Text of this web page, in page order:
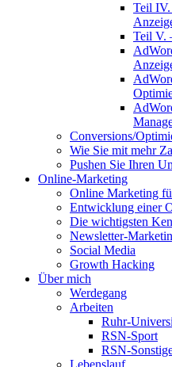
Teil IV.
Teil V.
Conversions/
Wie Sie mit mehr
Pushen Sie Ihren
Online-Marketing
Online Marketing
Entwicklung einer
Die wichtigsten
Newsletter-
Social Media
Growth Hacking
Über mich
Werdegang
Arbeiten
Ruhr-
RSN-Sport
RSN-